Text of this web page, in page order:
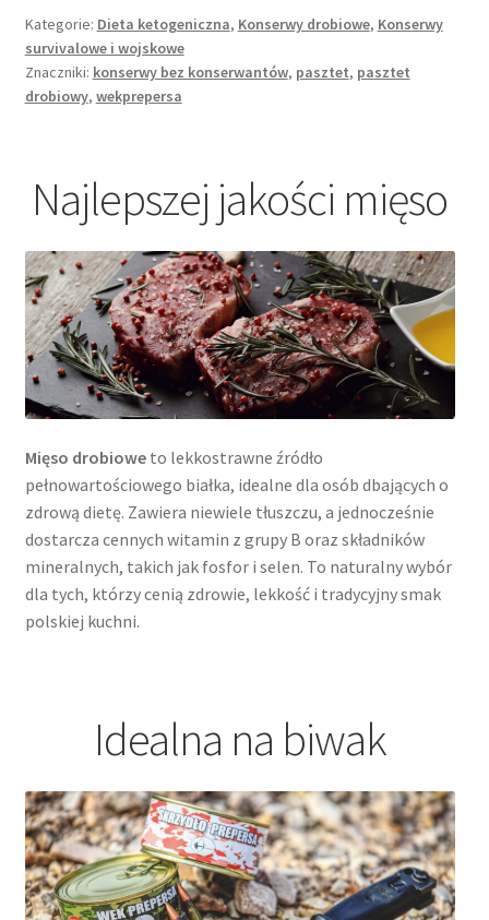
Kategorie: Dieta ketogeniczna, Konserwy drobiowe, Konserwy
survivalowe i wojskowe
Znaczniki: konserwy bez konserwantów, pasztet, pasztet
drobiowy, wekprepersa
Najlepszej jakości mięso
Mięso drobioweto lekkostrawne źródło
pełnowartościowego białka, idealne dla osób dbających o
zdrową dietę. Zawiera niewiele tłuszczu, a jednocześnie
dostarcza cennych witamin z grupy B oraz składników
mineralnych, takich jak fosfor i selen. To naturalny wybór
dla tych, którzy cenią zdrowie, lekkość i tradycyjny smak
polskiej kuchni.
Idealna na biwak